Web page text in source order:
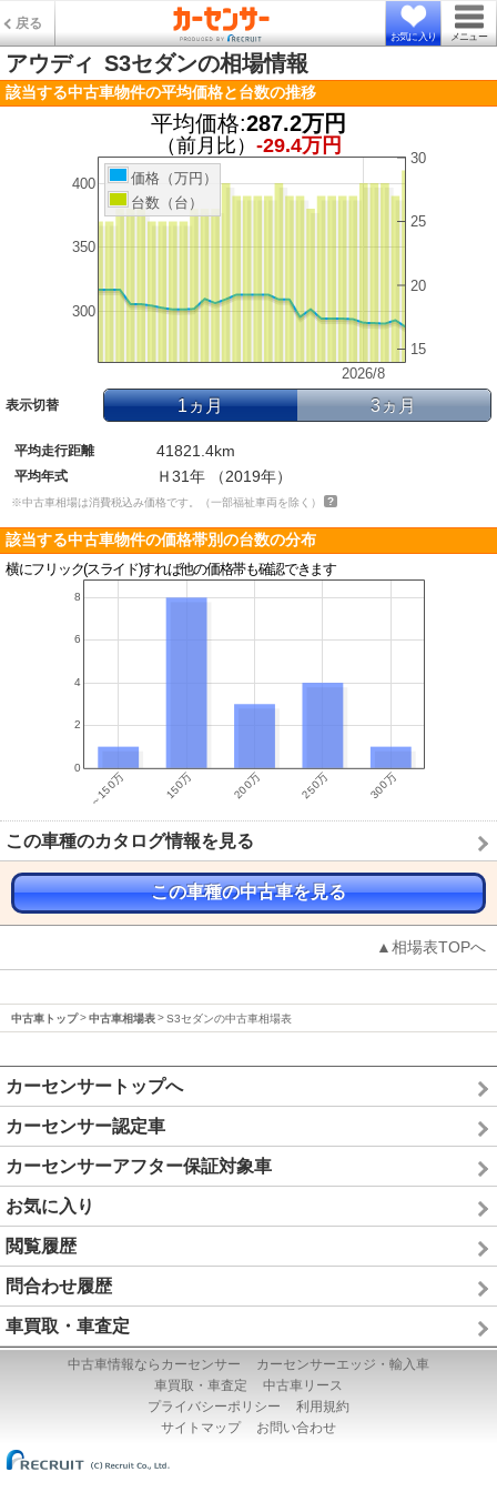
戻る
お気に入り メニュー
アウディ S3セダンの相場情報
該当する中古車物件の平均価格と台数の推移
平均価格:287.2万円
（前月比） -29.4万円
2026/8
300
350
400
15
20
25
30
価格（万円）
台数（台）
表示切替 1ヵ月 3ヵ月
平均走行距離 41821.4km
平均年式 Ｈ31年 （2019年）
※中古車相場は消費税込み価格です。（一部福祉車両を除く）
該当する中古車物件の価格帯別の台数の分布
横にフリック(スライド)すれば他の価格帯も確認できます
この車種のカタログ情報を見る
この車種の中古車を見る
▲相場表TOPへ
中古車トップ 中古車相場表 S3セダンの中古車相場表
カーセンサートップへ
カーセンサー認定車
カーセンサーアフター保証対象車
お気に入り
閲覧履歴
問合わせ履歴
車買取・車査定
中古車情報ならカーセンサー
カーセンサーエッジ・輸入車
車買取・車査定
中古車リース
プライバシーポリシー
利用規約
サイトマップ
お問い合わせ